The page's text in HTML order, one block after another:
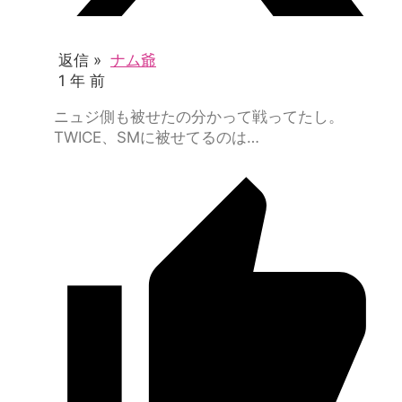
返信 » ナム爺
1 年 前
ニュジ側も被せたの分かって戦ってたし。
TWICE、SMに被せてるのは…